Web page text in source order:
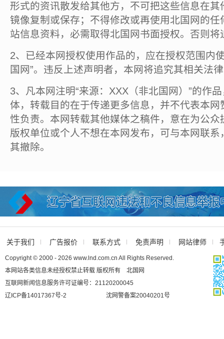
形式的资讯散发给其他方，不可把这些信息在
镜像复制或保存；不得修改或再使用北国网的
站信息资料，必需取得北国网书面授权。否则将
2、已经本网授权使用作品的，应在授权范围内
国网”。违反上述声明者，本网将追究其相关法
3、凡本网注明“来源：XXX（非北国网）”的作
体，转载目的在于传递更多信息，并不代表本
性负责。本网转载其他媒体之稿件，意在为公
版权单位或个人不想在本网发布，可与本网联
其撤除。
关于我们 广告报价 联系方式 免责声明 网站律师
Copyright © 2000 - 2026 www.lnd.com.cn All Rights Reserved.
本网站各类信息未经授权禁止转载 版权所有 北国网
互联网新闻信息服务许可证编号：21120200045
辽ICP备14017367号-2
沈网警备案20040201号